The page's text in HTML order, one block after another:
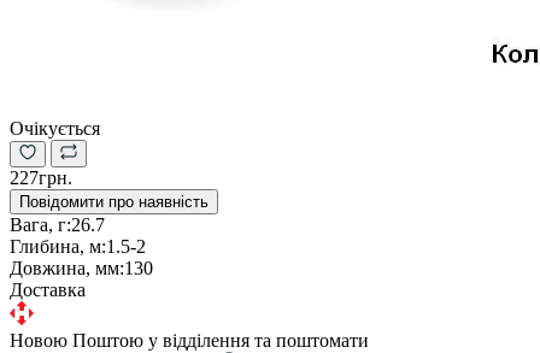
Очікується
227грн.
Повідомити про наявність
Вага, г:26.7
Глибина, м:1.5-2
Довжина, мм:130
Доставка
Новою Поштою у відділення та поштомати